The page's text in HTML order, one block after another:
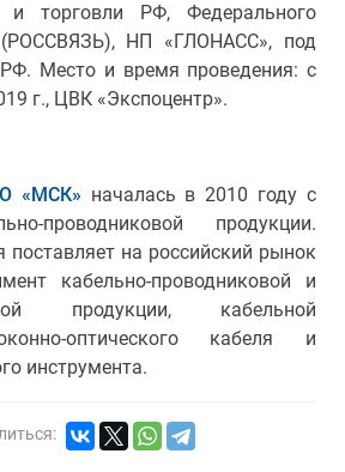
и торговли РФ, Федерального
(РОССВЯЗЬ), НП «ГЛОНАСС», под
Место и время проведения: с
г., ЦВК «Экспоцентр».
«МСК» началась в 2010 году с
проводниковой продукции.
поставляет на российский рынок
кабельно-проводниковой и
продукции, кабельной
оптического кабеля и
инструмента.